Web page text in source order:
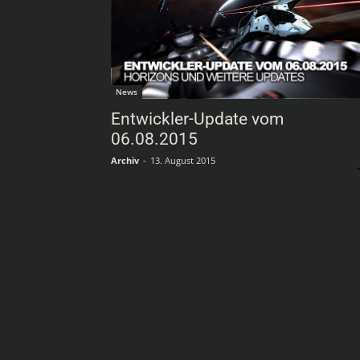
News
Entwickler-Update vom
06.08.2015
Archiv - 13. August 2015